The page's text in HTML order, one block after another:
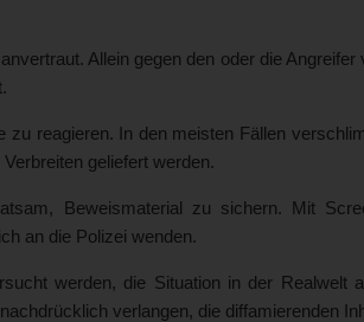
Allein gegen den oder die
reagieren. In den meisten Fällen
geliefert werden.
Beweismaterial zu sichern. Mit
an die Polizei wenden.
werden, die Situation in der Realwelt
verlangen, die diffamierenden